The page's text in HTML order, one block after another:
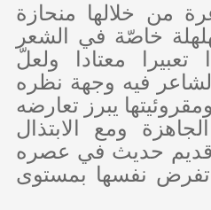
من خلالها منحازة
خاصّة في الشعر
تعبيرا معتادا ولعلّ
فيه وجهة نظره
يبرز تعارضه
ومع الابتذال
حديث في عصره
نفسها بمستوى